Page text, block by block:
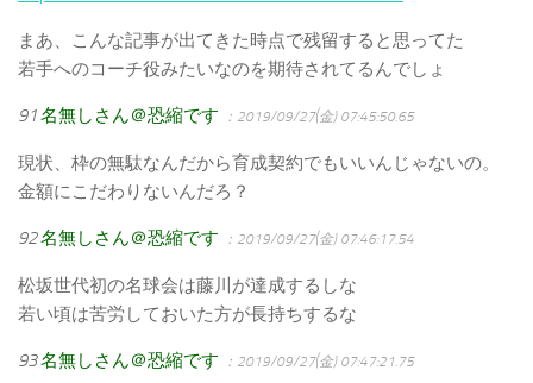
まあ、こんな記事が出てきた時点で残留すると思ってた
若手へのコーチ役みたいなのを期待されてるんでしょ
91名無しさん＠恐縮です ：2019/09/27(金) 07:45:50.65
現状、枠の無駄なんだから育成契約でもいいんじゃないの。
金額にこだわりないんだろ？
92名無しさん＠恐縮です ：2019/09/27(金) 07:46:17.54
松坂世代初の名球会は藤川が達成するしな
若い頃は苦労しておいた方が長持ちするな
93名無しさん＠恐縮です ：2019/09/27(金) 07:47:21.75